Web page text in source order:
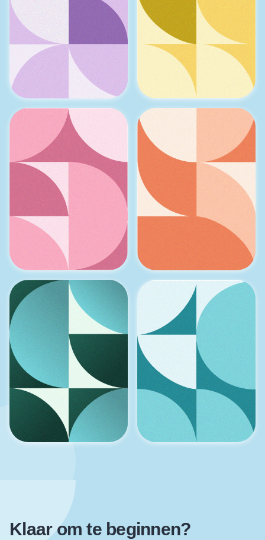
Kennen & kunnen Werk ontwikkeling
Klaar om te beginnen?